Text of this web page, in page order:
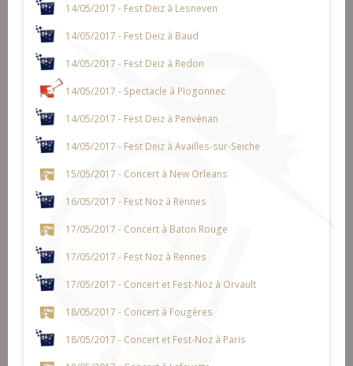
14/05/2017 - Fest Deiz à Lesneven
14/05/2017 - Fest Deiz à Baud
14/05/2017 - Fest Deiz à Redon
14/05/2017 - Spectacle à Plogonnec
14/05/2017 - Fest Deiz à Penvénan
14/05/2017 - Fest Deiz à Availles-sur-Seiche
15/05/2017 - Concert à New Orleans
16/05/2017 - Fest Noz à Rennes
17/05/2017 - Concert à Baton Rouge
17/05/2017 - Fest Noz à Rennes
17/05/2017 - Concert et Fest-Noz à Orvault
18/05/2017 - Concert à Fougères
18/05/2017 - Concert et Fest-Noz à Paris